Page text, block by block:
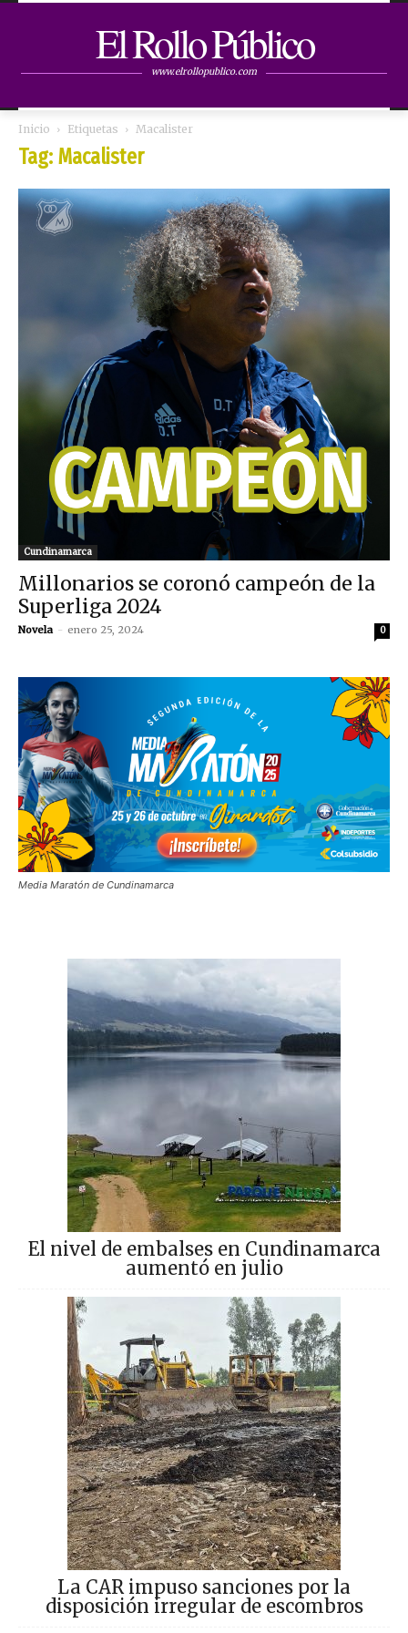
El Rollo Público
www.elrollopublico.com
Inicio Etiquetas Macalister
Tag: Macalister
Cundinamarca
Millonarios se coronó campeón de la
Superliga 2024
Novela - enero 25, 2024 0
Media Maratón de Cundinamarca
El nivel de embalses en Cundinamarca
aumentó en julio
La CAR impuso sanciones por la
disposición irregular de escombros